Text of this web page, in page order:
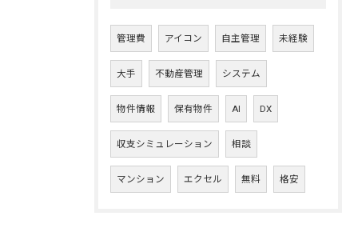
管理費 アイコン 自主管理 未経験
大手 不動産管理 システム
物件情報 保有物件 AI DX
収支シミュレーション 相談
マンション エクセル 無料 格安